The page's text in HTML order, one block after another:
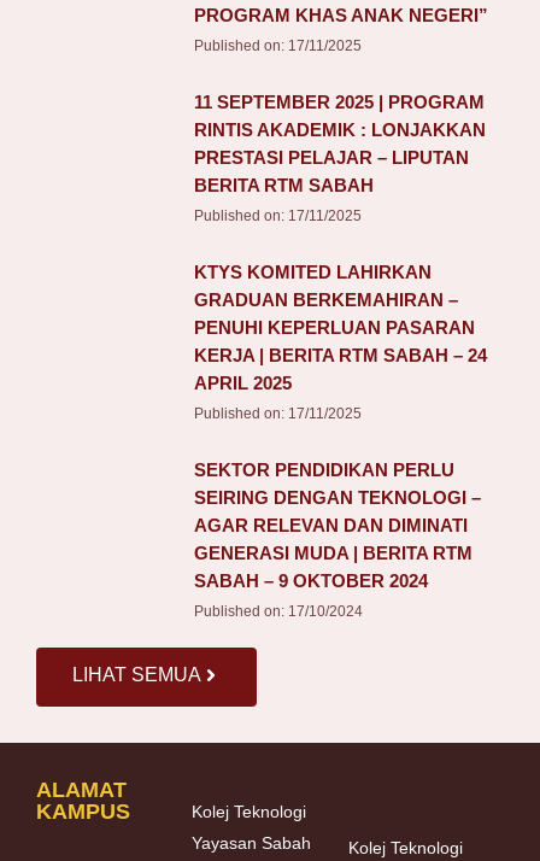
PROGRAM KHAS ANAK NEGERI”
Published on: 17/11/2025
11 SEPTEMBER 2025 | PROGRAM
RINTIS AKADEMIK : LONJAKKAN
PRESTASI PELAJAR – LIPUTAN
BERITA RTM SABAH
Published on: 17/11/2025
KTYS KOMITED LAHIRKAN
GRADUAN BERKEMAHIRAN –
PENUHI KEPERLUAN PASARAN
KERJA | BERITA RTM SABAH – 24
APRIL 2025
Published on: 17/11/2025
SEKTOR PENDIDIKAN PERLU
SEIRING DENGAN TEKNOLOGI –
AGAR RELEVAN DAN DIMINATI
GENERASI MUDA | BERITA RTM
SABAH – 9 OKTOBER 2024
Published on: 17/10/2024
LIHAT SEMUA
ALAMAT
KAMPUS
Kolej Teknologi
Yayasan Sabah
Kolej Teknologi